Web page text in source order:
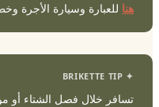
هنا للعبارة وسيارة الأجرة
تسافر خلال فصل الشتاء